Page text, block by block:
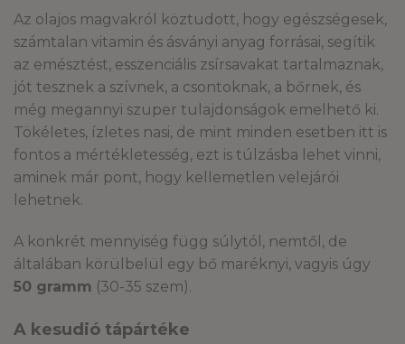
Az olajos magvakról köztudott, hogy egészségesek,
számtalan vitamin és ásványi anyag forrásai, segítik
az emésztést, esszenciális zsírsavakat tartalmaznak,
jót tesznek a szívnek, a csontoknak, a bőrnek, és
még megannyi szuper tulajdonságok emelhető ki.
Tökéletes, ízletes nasi, de mint minden esetben itt is
fontos a mértékletesség, ezt is túlzásba lehet vinni,
aminek már pont, hogy kellemetlen velejárói
lehetnek.
A konkrét mennyiség függ súlytól, nemtől, de
általában körülbelül egy bő maréknyi, vagyis úgy
50 gramm (30-35 szem).
A kesudió tápártéke